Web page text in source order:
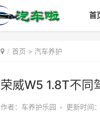
首
首页 > 汽车养护
荣威W5 1.8T不同
作者：车养护乐园 • 更新时间